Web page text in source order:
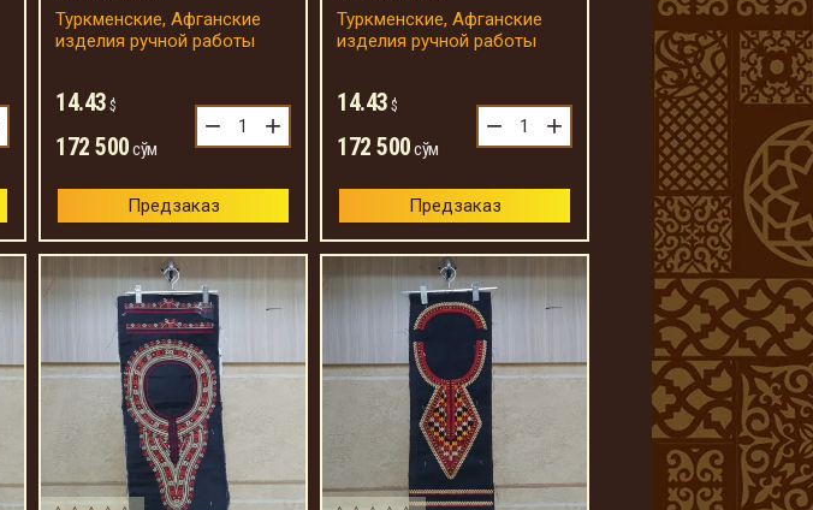
Туркменские, Афганские
изделия ручной работы
14.43 $
172 500сўм
− +
Предзаказ
Туркменские, Афганские
изделия ручной работы
14.43 $
172 500сўм
− +
Предзаказ